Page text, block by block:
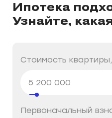
Ипотека
Узнайте,
Стоимость квартиры,
Первоначальный